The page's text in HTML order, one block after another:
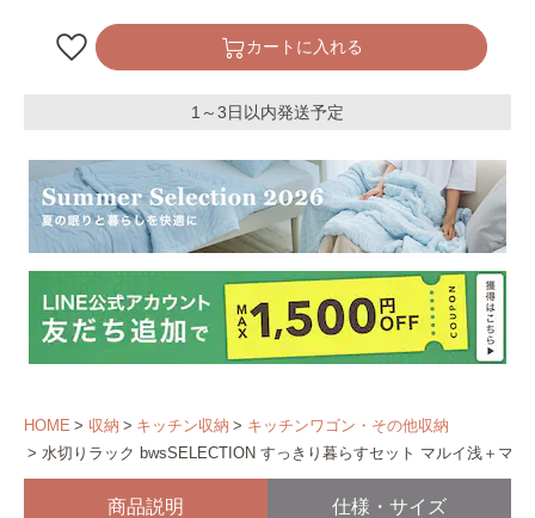
カートに入れる
1～3日以内発送予定
HOME 収納 キッチン収納
キッチンワゴン・その他収納
水切りラック bwsSELECTION すっきり暮らすセット マルイ浅＋マッ
商品説明 仕様・サイズ